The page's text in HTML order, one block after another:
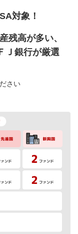
対象！
残高が多い、
Ｊ銀行が厳選
さい